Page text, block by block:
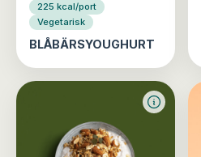
225 kcal/port
Vegetarisk
BLÅBÄRSYOUGHURT